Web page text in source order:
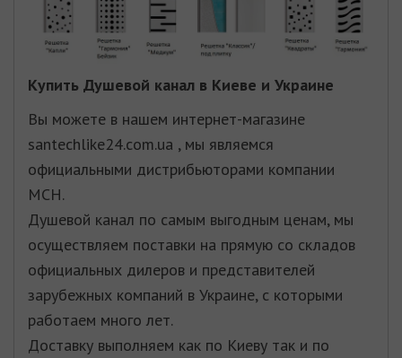
Купить Душевой канал в Киеве и Украине
Вы можете в нашем интернет-магазине
santechlike24.com.ua , мы являемся
официальными дистрибьюторами компании
MCH.
Душевой канал по самым выгодным ценам, мы
осуществляем поставки на прямую со складов
официальных дилеров и представителей
зарубежных компаний в Украине, с которыми
работаем много лет.
Доставку выполняем как по Киеву так и по